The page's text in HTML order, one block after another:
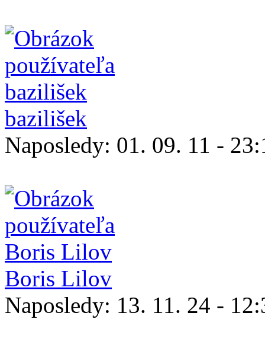
bazilišek
Naposledy: 01. 09. 11 -
Boris Lilov
Naposledy: 13. 11. 24 -